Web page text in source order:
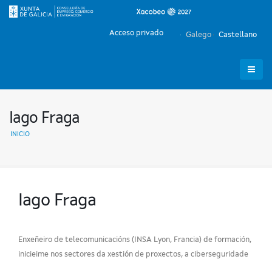
Galego Castellano
Acceso privado
Iago Fraga
INICIO
Iago Fraga
Enxeñeiro de telecomunicacións (INSA Lyon, Francia) de formación,
inicieime nos sectores da xestión de proxectos, a ciberseguridade